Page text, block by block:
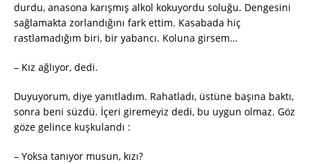
durdu, anasona karışmış alkol kokuyordu soluğu. Dengesini
sağlamakta zorlandığını fark ettim. Kasabada hiç
rastlamadığım biri, bir yabancı. Koluna girsem…
– Kız ağlıyor, dedi.
Duyuyorum, diye yanıtladım. Rahatladı, üstüne başına baktı,
sonra beni süzdü. İçeri giremeyiz dedi, bu uygun olmaz. Göz
göze gelince kuşkulandı :
– Yoksa tanıyor musun, kızı?